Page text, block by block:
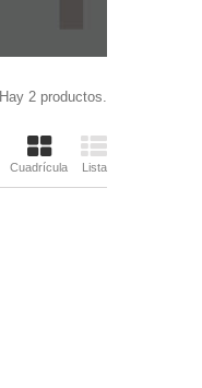
Hay 2 productos.
Cuadrícula Lista